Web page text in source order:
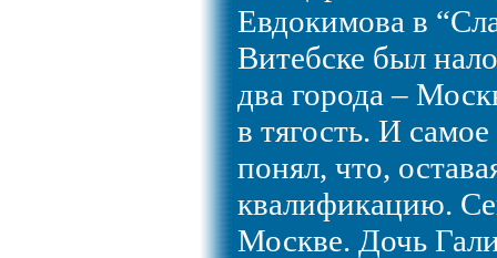
Евдокимова в
Витебске был
два города –
в тягость. И
понял, что,
квалификацию.
Москве. Дочь